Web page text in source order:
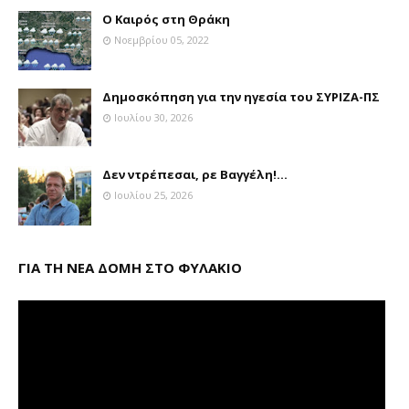
Ο Καιρός στη Θράκη
Νοεμβρίου 05, 2022
Δημοσκόπηση για την ηγεσία του ΣΥΡΙΖΑ-ΠΣ
Ιουλίου 30, 2026
Δεν ντρέπεσαι, ρε Βαγγέλη!...
Ιουλίου 25, 2026
ΓΙΑ ΤΗ ΝΕΑ ΔΟΜΗ ΣΤΟ ΦΥΛΑΚΙΟ